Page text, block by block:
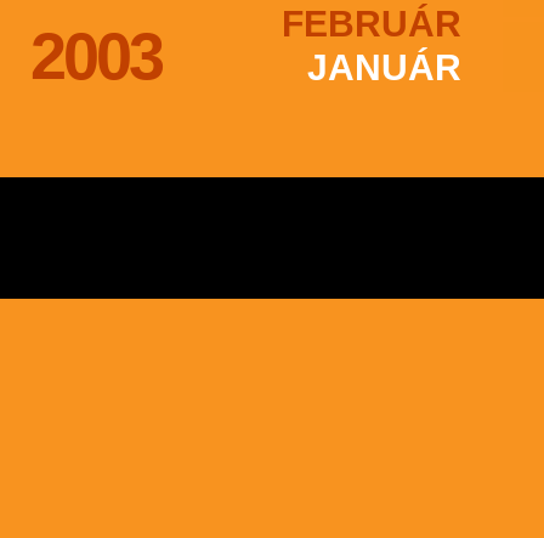
2003
FEBRUÁR
JANUÁR